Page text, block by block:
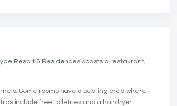
Resort & Residences boasts a restaurant,
Some rooms have a seating area where
include free toiletries and a hairdryer.